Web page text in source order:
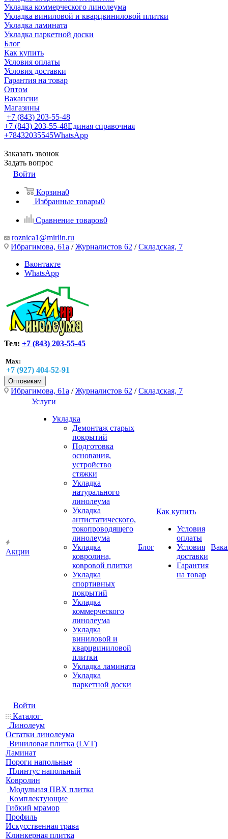
Укладка коммерческого линолеума
Укладка виниловой и кварцвиниловой плитки
Укладка ламината
Укладка паркетной доски
Блог
Как купить
Условия оплаты
Условия доставки
Гарантия на товар
Оптом
Вакансии
Магазины
+7 (843) 203-55-48
+7 (843) 203-55-48Единая справочная
+78432035545WhatsApp
Заказать звонок
Задать вопрос
Войти
Корзина0
Избранные товары0
Сравнение товаров0
roznica1@mirlin.ru
Ибрагимова, 61а /Журналистов 62 /Складская, 7
Вконтакте
WhatsApp
Тел: +7 (843) 203-55-45
Max:
+7 (927) 404-52-91
Оптовикам
Ибрагимова, 61а /Журналистов 62 /Складская, 7
Акции
Услуги
Укладка
Демонтаж старых
покрытий
Подготовка
основания,
устройство
стяжки
Укладка
натурального
линолеума
Укладка
антистатического,
токопроводящего
линолеума
Укладка
ковролина,
ковровой плитки
Укладка
спортивных
покрытий
Укладка
коммерческого
линолеума
Укладка
виниловой и
кварцвиниловой
плитки
Укладка ламината
Укладка
паркетной доски
Блог
Как купить
Условия
оплаты
Условия
доставки
Гарантия
на товар
Войти
Каталог
Линолеум
Остатки линолеума
Виниловая плитка (LVT)
Ламинат
Пороги напольные
Плинтус напольный
Ковролин
Модульная ПВХ плитка
Комплектующие
Гибкий мрамор
Профиль
Искусственная трава
Клинкерная плитка